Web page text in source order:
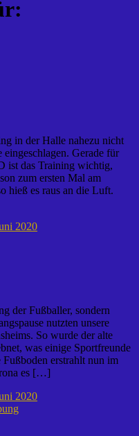
in der Halle nahezu nicht
Gerade für
ist das Training wichtig,
zum ersten Mal am
hieß es raus an die Luft.
2020
der Fußballer, sondern
nutzten unsere
So wurde der alte
was einige Sportfreunde
erstrahlt nun im
es […]
2020